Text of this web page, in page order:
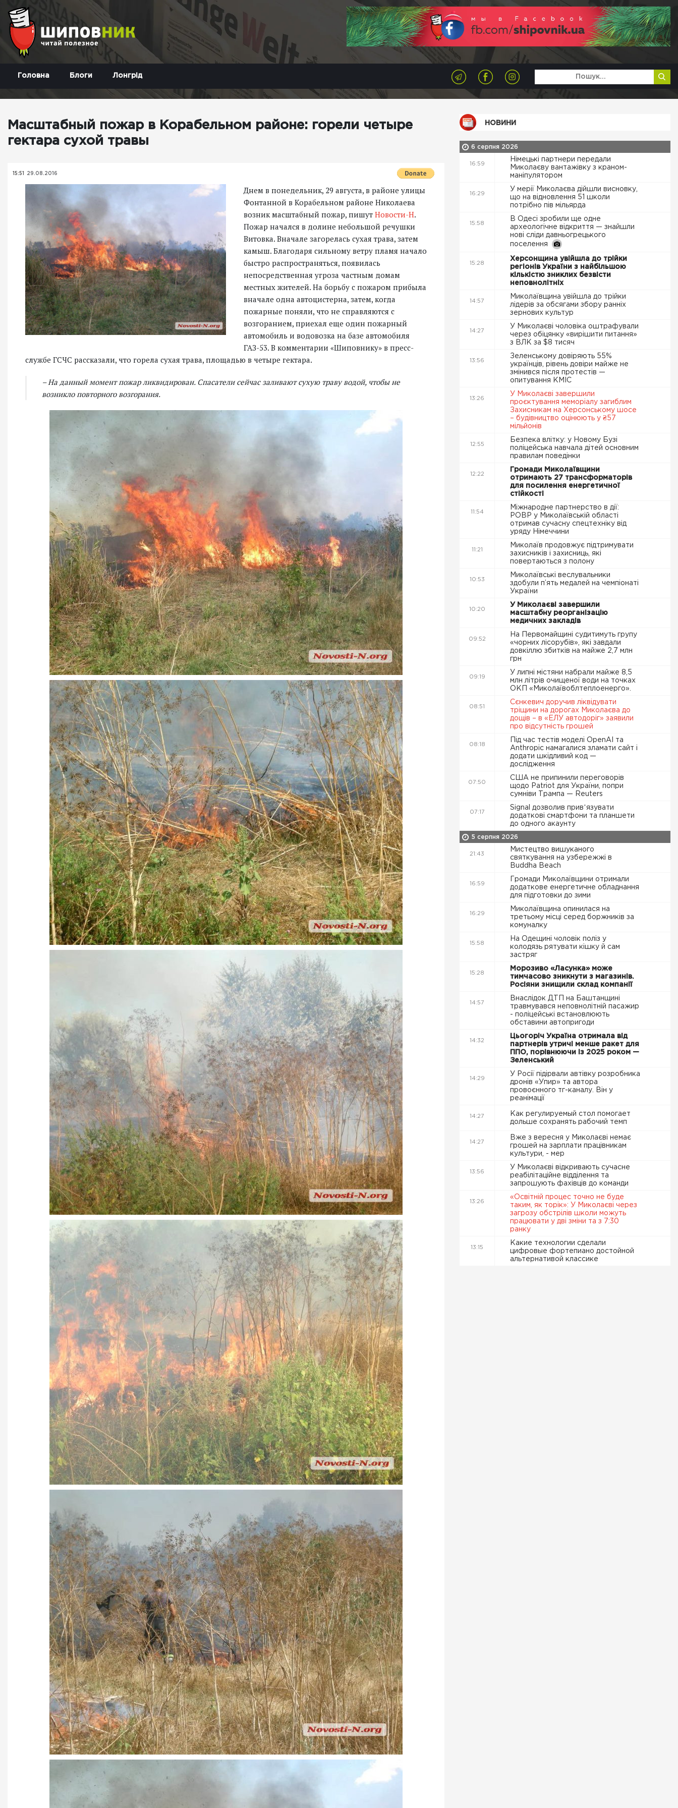
Головна Блоги Лонгрід
Масштабный пожар в Корабельном районе: горели четыре
гектара сухой травы
15:51 29.08.2016
Днем в понедельник, 29 августа, в районе улицы
Фонтанной в Корабельном районе Николаева
возник масштабный пожар, пишут Новости-Н.
Пожар начался в долине небольшой речушки
Витовка. Вначале загорелась сухая трава, затем
камыш. Благодаря сильному ветру пламя начало
быстро распространяться, появилась
непосредственная угроза частным домам
местных жителей. На борьбу с пожаром прибыла
вначале одна автоцистерна, затем, когда
пожарные поняли, что не справляются с
возгоранием, приехал еще один пожарный
автомобиль и водовозка на базе автомобиля
ГАЗ-53. В комментарии «Шиповнику» в пресс-
службе ГСЧС рассказали, что горела сухая трава, площадью в четыре гектара.
– На данный момент пожар ликвидирован. Спасатели сейчас заливают сухую траву водой, чтобы не
возникло повторного возгорания.
НОВИНИ
6 серпня 2026
16:59
Німецькі партнери передали
Миколаєву вантажівку з краном-
маніпулятором
16:29
У мерії Миколаєва дійшли висновку,
що на відновлення 51 школи
потрібно пів мільярда
15:58
В Одесі зробили ще одне
археологічне відкриття — знайшли
нові сліди давньогрецького
поселення
15:28
Херсонщина увійшла до трійки
регіонів України з найбільшою
кількістю зниклих безвісти
неповнолітніх
14:57
Миколаївщина увійшла до трійки
лідерів за обсягами збору ранніх
зернових культур
14:27
У Миколаєві чоловіка оштрафували
через обіцянку «вирішити питання»
з ВЛК за $8 тисяч
13:56
Зеленському довіряють 55%
українців, рівень довіри майже не
змінився після протестів —
опитування КМІС
13:26
У Миколаєві завершили
проєктування меморіалу загиблим
Захисникам на Херсонському шосе
– будівництво оцінюють у ₴57
мільйонів
12:55
Безпека влітку: у Новому Бузі
поліцейська навчала дітей основним
правилам поведінки
12:22
Громади Миколаївщини
отримають 27 трансформаторів
для посилення енергетичної
стійкості
11:54
Міжнародне партнерство в дії:
РОВР у Миколаївській області
отримав сучасну спецтехніку від
уряду Німеччини
11:21
Миколаїв продовжує підтримувати
захисників і захисниць, які
повертаються з полону
10:53
Миколаївські веслувальники
здобули п’ять медалей на чемпіонаті
України
10:20
У Миколаєві завершили
масштабну реорганізацію
медичних закладів
09:52
На Первомайщині судитимуть групу
«чорних лісорубів», які завдали
довкіллю збитків на майже 2,7 млн
грн
09:19
У липні містяни набрали майже 8,5
млн літрів очищеної води на точках
ОКП «Миколаївоблтеплоенерго».
08:51
Сєнкевич доручив ліквідувати
тріщини на дорогах Миколаєва до
дощів – в «ЕЛУ автодоріг» заявили
про відсутність грошей
08:18
Під час тестів моделі OpenAI та
Anthropic намагалися зламати сайт і
додати шкідливий код —
дослідження
07:50
США не припинили переговорів
щодо Patriot для України, попри
сумніви Трампа — Reuters
07:17
Signal дозволив привʼязувати
додаткові смартфони та планшети
до одного акаунту
5 серпня 2026
21:43
Мистецтво вишуканого
святкування на узбережжі в
Buddha Beach
16:59
Громади Миколаївщини отримали
додаткове енергетичне обладнання
для підготовки до зими
16:29
Миколаївщина опинилася на
третьому місці серед боржників за
комуналку
15:58
На Одещині чоловік поліз у
колодязь рятувати кішку й сам
застряг
15:28
Морозиво «Ласунка» може
тимчасово зникнути з магазинів.
Росіяни знищили склад компанії
14:57
Внаслідок ДТП на Баштанщині
травмувався неповнолітній пасажир
- поліцейські встановлюють
обставини автопригоди
14:32
Цьогоріч Україна отримала від
партнерів утричі менше ракет для
ППО, порівнюючи із 2025 роком —
Зеленський
14:29
У Росії підірвали автівку розробника
дронів «Упир» та автора
провоєнного тг-каналу. Він у
реанімації
14:27
Как регулируемый стол помогает
дольше сохранять рабочий темп
14:27
Вже з вересня у Миколаєві немає
грошей на зарплати працівникам
культури, - мер
13:56
У Миколаєві відкривають сучасне
реабілітаційне відділення та
запрошують фахівців до команди
13:26
«Освітній процес точно не буде
таким, як торік»: У Миколаєві через
загрозу обстрілів школи можуть
працювати у дві зміни та з 7:30
ранку
13:15
Какие технологии сделали
цифровые фортепиано достойной
альтернативой классике